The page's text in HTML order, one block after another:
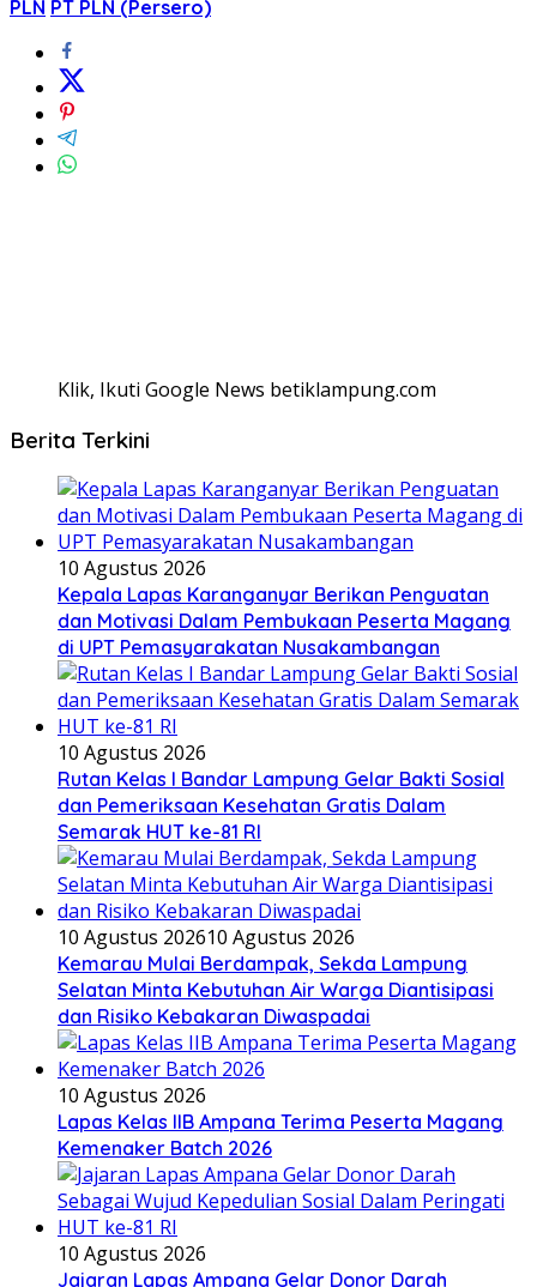
PLN PT PLN (Persero)
Klik, Ikuti Google News betiklampung.com
Berita Terkini
10 Agustus 2026
Kepala Lapas Karanganyar Berikan Penguatan
dan Motivasi Dalam Pembukaan Peserta Magang
di UPT Pemasyarakatan Nusakambangan
10 Agustus 2026
Rutan Kelas I Bandar Lampung Gelar Bakti Sosial
dan Pemeriksaan Kesehatan Gratis Dalam
Semarak HUT ke-81 RI
10 Agustus 202610 Agustus 2026
Kemarau Mulai Berdampak, Sekda Lampung
Selatan Minta Kebutuhan Air Warga Diantisipasi
dan Risiko Kebakaran Diwaspadai
10 Agustus 2026
Lapas Kelas IIB Ampana Terima Peserta Magang
Kemenaker Batch 2026
10 Agustus 2026
Jajaran Lapas Ampana Gelar Donor Darah